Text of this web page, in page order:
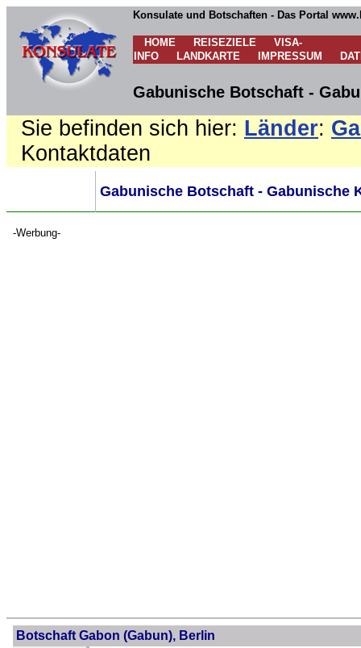
Konsulate und Botschaften - Das Portal
HOME REISEZIELE
VISA-
INFO
LANDKARTE IMPRESSUM
Gabunische Botschaft -
Sie befinden sich hier: Länder:
Kontaktdaten
Gabunische Botschaft - Gabunische
-Werbung-
Botschaft Gabon (Gabun), Berlin